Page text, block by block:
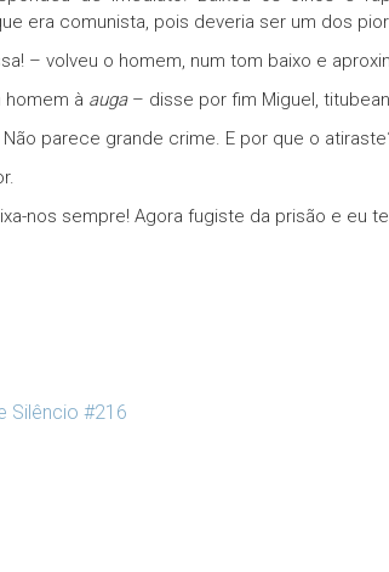
era comunista, pois deveria ser um dos
– volveu o homem, num tom baixo e
homem à auga– disse por fim Miguel,
parece grande crime. E por que o
nos sempre! Agora fugiste da prisão e eu
Silêncio #216